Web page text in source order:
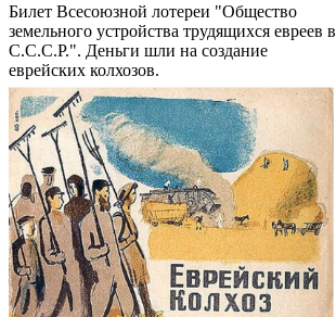
Билет Всесоюзной лотереи "Общество
земельного устройства трудящихся евреев в
С.С.С.Р.". Деньги шли на создание
еврейских колхозов.